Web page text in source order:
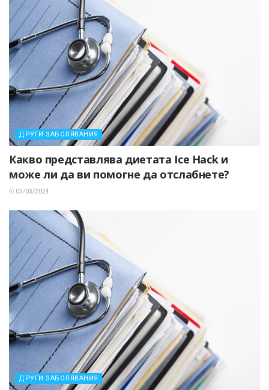
ДРУГИ ЗАБОЛЯВАНИЯ
Какво представлява диетата Ice Hack и
може ли да ви помогне да отслабнете?
05/03/2024
ДРУГИ ЗАБОЛЯВАНИЯ